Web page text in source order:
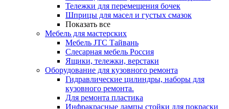
Тележки для перемещения бочек
Шприцы для масел и густых смазок
Показать все
Мебель для мастерских
Мебель JTC Тайвань
Слесарная мебель Россия
Ящики, тележки, верстаки
Оборудование для кузовного ремонта
Гидравлические цилиндры, наборы для
кузовного ремонта.
Для ремонта пластика
Инфракрасные лампы стойки для покраски